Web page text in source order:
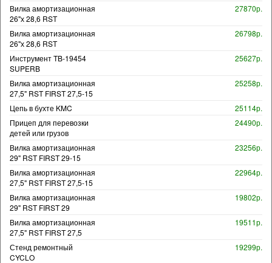
Вилка амортизационная
26"х 28,6 RST
27870р.
Вилка амортизационная
26"х 28,6 RST
26798р.
Инструмент TB-19454
SUPERB
25627р.
Вилка амортизационная
27,5" RST FIRST 27,5-15
25258р.
Цепь в бухте KMC
25114р.
Прицеп для перевозки
детей или грузов
24490р.
Вилка амортизационная
29" RST FIRST 29-15
23256р.
Вилка амортизационная
27,5" RST FIRST 27,5-15
22964р.
Вилка амортизационная
29" RST FIRST 29
19802р.
Вилка амортизационная
27,5" RST FIRST 27,5
19511р.
Стенд ремонтный
CYCLO
19299р.